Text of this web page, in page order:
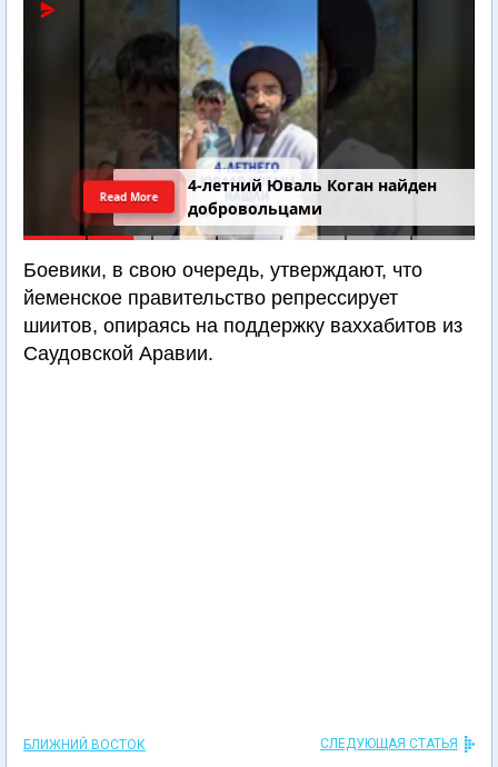
4-летний Юваль Коган найден
добровольцами
Read More
Боевики, в свою очередь, утверждают, что
йеменское правительство репрессирует
шиитов, опираясь на поддержку ваххабитов из
Саудовской Аравии.
БЛИЖНИЙ ВОСТОК СЛЕДУЮЩАЯ СТАТЬЯ